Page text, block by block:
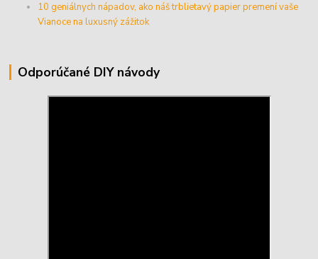
10 geniálnych nápadov, ako náš trblietavý papier premení vaše
Vianoce na luxusný zážitok
Odporúčané DIY návody